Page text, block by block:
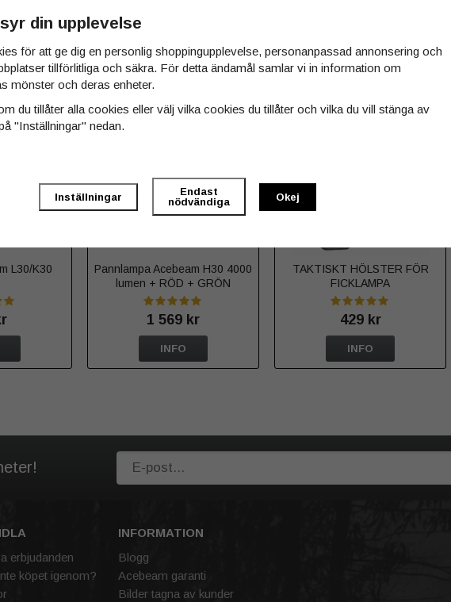
köpt
L30/K30
Pannlampa Acebeam H30 4000
lumen + RÖD + GRÖN
1 569 kr
INFO
TAKTISKT HÖLSTER FÖR
FICKLAMPA
429 kr
INFO
erbjudanden
köpet igenom?
INFORMATION
Blogg
Acebeam garanti
Bilder tagna av kunder
din upplevelse
för att ge dig en personlig shoppingupplevelse, personanpassad annonsering och
tillförlitliga och säkra. För detta ändamål samlar vi in information om
mönster och deras enheter.
du tillåter alla cookies eller välj vilka cookies du tillåter och vilka du vill stänga av
"Inställningar" nedan.
Inställningar
Endast
nödvändiga
Okej